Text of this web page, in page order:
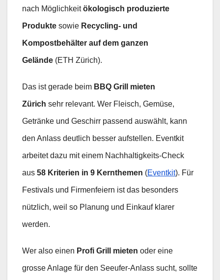
nach Möglichkeitökologisch produzierte
Produkte sowie Recycling- und
Kompostbehälter auf dem ganzen
Gelände (ETH Zürich).
Das ist gerade beim BBQ Grill mieten
Zürich sehr relevant. Wer Fleisch, Gemüse,
Getränke und Geschirr passend auswählt, kann
den Anlass deutlich besser aufstellen. Eventkit
arbeitet dazu mit einem Nachhaltigkeits-Check
aus 58 Kriterien in 9 Kernthemen (Eventkit). Für
Festivals und Firmenfeiern ist das besonders
nützlich, weil so Planung und Einkauf klarer
werden.
Wer also einen Profi Grill mieten oder eine
grosse Anlage für den Seeufer-Anlass sucht, sollte